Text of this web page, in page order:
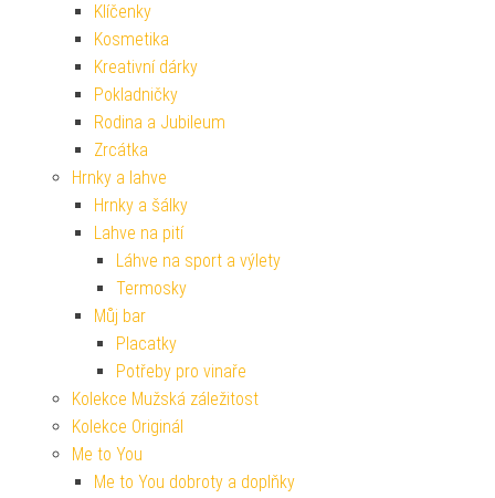
Klíčenky
Kosmetika
Kreativní dárky
Pokladničky
Rodina a Jubileum
Zrcátka
Hrnky a lahve
Hrnky a šálky
Lahve na pití
Láhve na sport a výlety
Termosky
Můj bar
Placatky
Potřeby pro vinaře
Kolekce Mužská záležitost
Kolekce Originál
Me to You
Me to You dobroty a doplňky